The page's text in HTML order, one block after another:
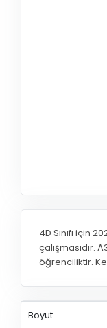
4D Sınıfı için
çalışmasıdır.
öğrenciliktir.
Boyut